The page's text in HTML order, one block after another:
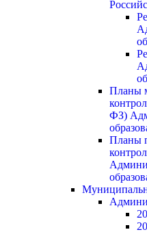
Планы
ФЗ)
Планы